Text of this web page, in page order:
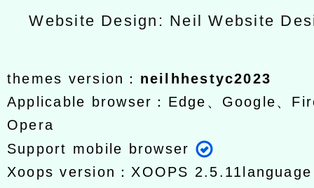
Website Design: Neil Website
themes version： neilhhestyc2023
Applicable browser：Edge、Google、
Opera
Support mobile browser
Xoops version： XOOPS 2.5.11